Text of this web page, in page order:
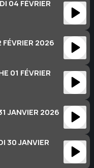
04 FÉVRIER
2026
01 FÉVRIER
JANVIER 2026
30 JANVIER